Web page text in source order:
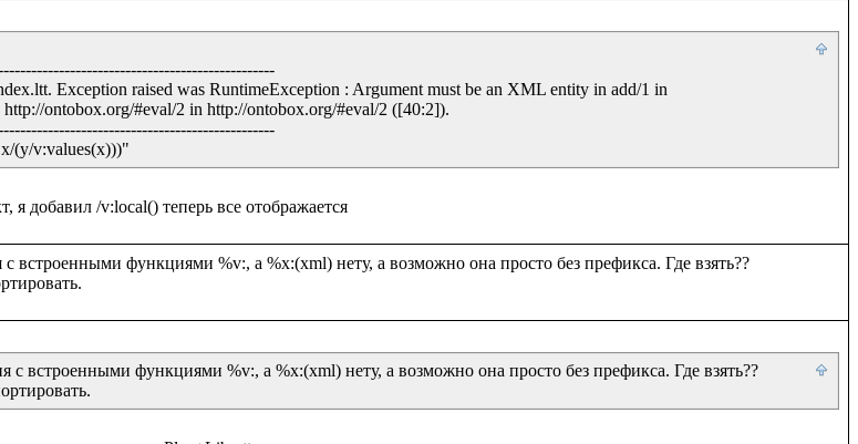
Exception raised was RuntimeException : Argument must be an XML entity in add/1 in
ontobox.org/#eval/2 in http://ontobox.org/#eval/2 ([40:2]).
(y/v:values(x)))"
с встроенными функциями %v:, а %x:(xml) нету, а возможно она просто без префикса. Где взять??
с встроенными функциями %v:, а %x:(xml) нету, а возможно она просто без префикса. Где взять??